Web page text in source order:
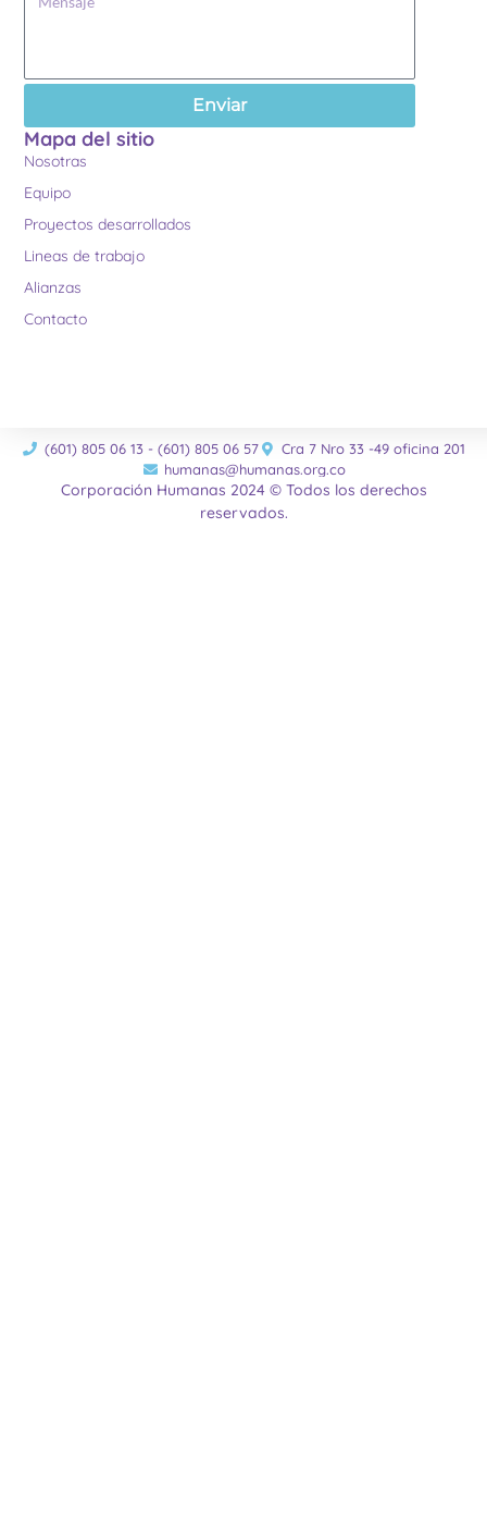
Enviar
Mapa del sitio
Nosotras
Equipo
Proyectos desarrollados
Lineas de trabajo
Alianzas
Contacto
(601) 805 06 13 - (601) 805 06 57
Cra 7 Nro 33 -49 oficina 201
humanas@humanas.org.co
Corporación Humanas 2024 © Todos los derechos
reservados.